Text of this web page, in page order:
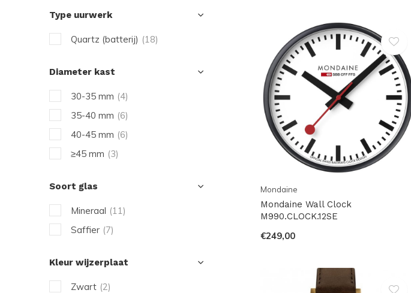
Mondaine
Mondaine Wall Clock
M990.CLOCK.12SE
€249,00
Type uurwerk
Quartz (batterij) (18)
Diameter kast
30-35 mm (4)
35-40 mm (6)
40-45 mm (6)
≥45 mm (3)
Soort glas
Mineraal (11)
Saffier (7)
Kleur wijzerplaat
Zwart (2)